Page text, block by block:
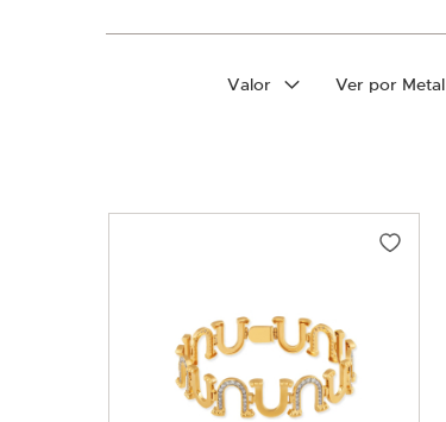
Valor Ver por Metal